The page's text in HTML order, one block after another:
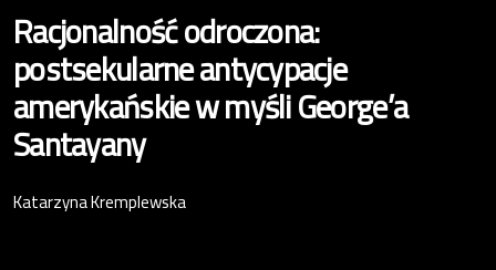
Racjonalność odroczona:
postsekularne antycypacje
amerykańskie w myśli George’a
Santayany
Katarzyna Kremplewska